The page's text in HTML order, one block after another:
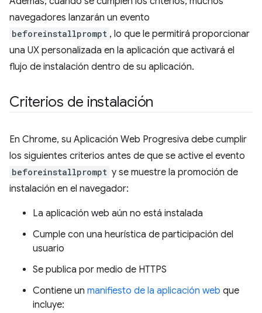
navegadores lanzarán un evento
beforeinstallprompt , lo que le permitirá proporcionar
una UX personalizada en la aplicación que activará el
flujo de instalación dentro de su aplicación.
Criterios de instalación
En Chrome, su Aplicación Web Progresiva debe cumplir
los siguientes criterios antes de que se active el evento
beforeinstallprompt y se muestre la promoción de
instalación en el navegador:
La aplicación web aún no está instalada
Cumple con una heurística de participación del
usuario
Se publica por medio de HTTPS
Contiene un manifiesto de la aplicación web que
incluye: